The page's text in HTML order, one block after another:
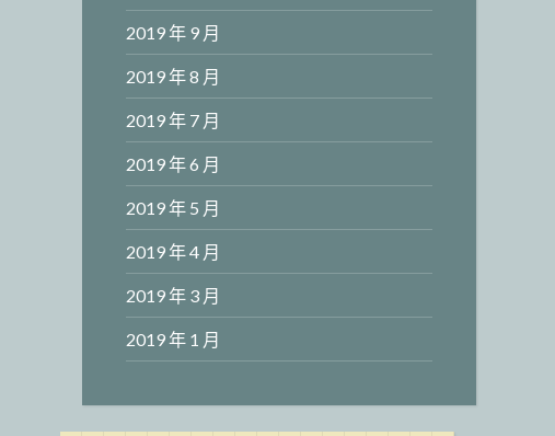
2019 年 9 月
2019 年 8 月
2019 年 7 月
2019 年 6 月
2019 年 5 月
2019 年 4 月
2019 年 3 月
2019 年 1 月